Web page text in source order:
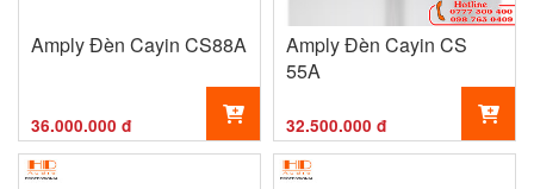
Amply Đèn Cayin CS88A
36.000.000 đ
Amply Đèn Cayin CS
55A
32.500.000 đ